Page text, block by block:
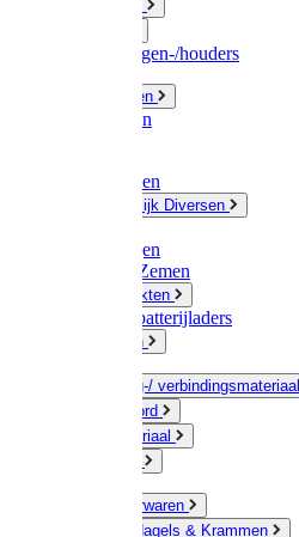
Slangenwagen-/houders
Olie / Vetten
Chemicalien
Plasticzakken
Huishoudelijk Diversen
Zaksluitingen
Sponzen / Zemen
Zeepprodukten
Batterij & batterijladers
Zaklampen
Verpakking-/ verbindingsmateriaal
Touw / Koord
Afdekmateriaal
Kleine ijzerwaren
Spijkers, Nagels & Krammen